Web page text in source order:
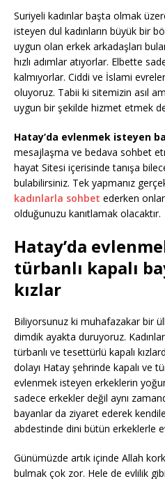
Suriyeli kadınlar başta olmak
isteyen dul kadınların büyük bir
uygun olan erkek arkadaşları
hızlı adımlar atıyorlar. Elbette
kalmıyorlar. Ciddi ve İslami
oluyoruz. Tabii ki sitemizin asıl
uygun bir şekilde hizmet etmek
Hatay’da evlenmek isteyen
mesajlaşma ve bedava sohbet
hayat Sitesi içerisinde tanışa
bulabilirsiniz. Tek yapmanız
kadınlarla sohbet ederken
olduğunuzu kanıtlamak olacaktır.
Hatay’da
türbanlı kapalı
kızlar
Biliyorsunuz ki muhafazakar bir
dimdik ayakta duruyoruz.
türbanlı ve tesettürlü kapalı
dolayı Hatay şehrinde kapalı ve
evlenmek isteyen erkeklerin
sadece erkekler değil aynı
bayanlar da ziyaret ederek
abdestinde dini bütün erkeklerle
Günümüzde artık içinde Allah
bulmak çok zor. Hele de evlilik